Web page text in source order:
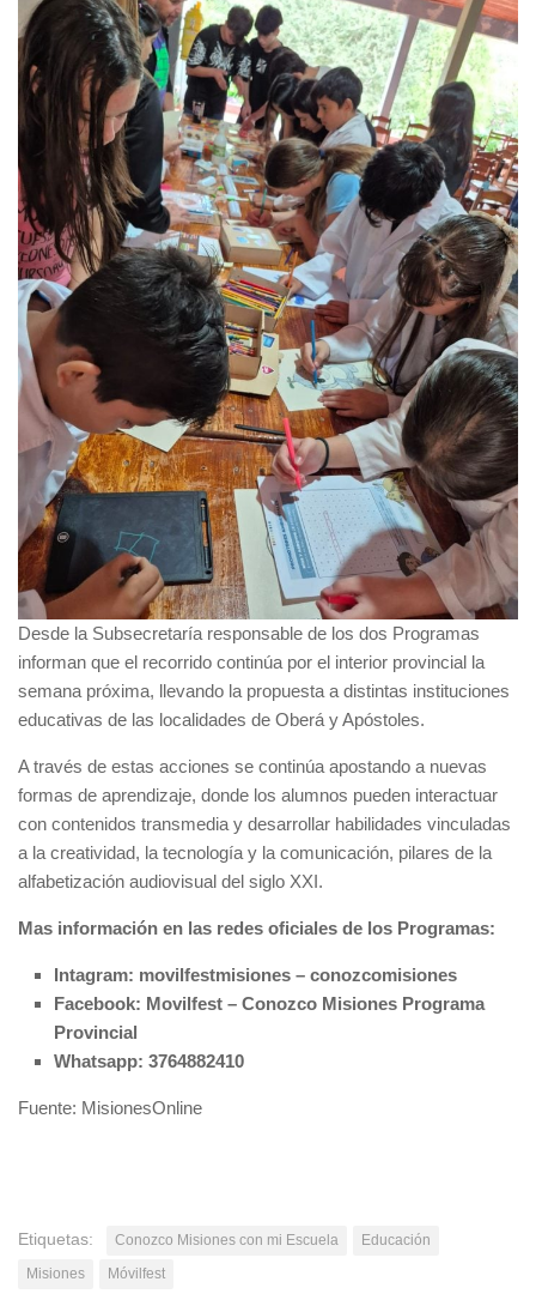
Desde la Subsecretaría responsable de los dos Programas
informan que el recorrido continúa por el interior provincial la
semana próxima, llevando la propuesta a distintas instituciones
educativas de las localidades de Oberá y Apóstoles.
A través de estas acciones se continúa apostando a nuevas
formas de aprendizaje, donde los alumnos pueden interactuar
con contenidos transmedia y desarrollar habilidades vinculadas
a la creatividad, la tecnología y la comunicación, pilares de la
alfabetización audiovisual del siglo XXI.
Mas información en las redes oficiales de los Programas:
Intagram: movilfestmisiones – conozcomisiones
Facebook: Movilfest – Conozco Misiones Programa
Provincial
Whatsapp: 3764882410
Fuente: MisionesOnline
Etiquetas: Conozco Misiones con mi Escuela
Educación
Misiones
Móvilfest